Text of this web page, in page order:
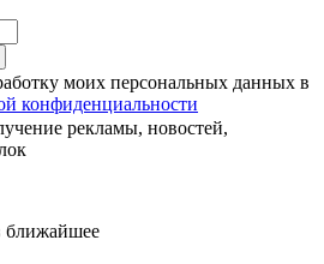
моих персональных данных в
конфиденциальности
рекламы, новостей,
ближайшее